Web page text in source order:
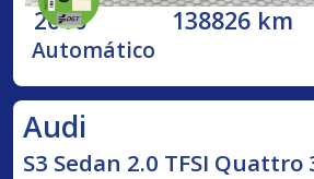
2016 138826 km
Automático
Audi
S3 Sedan 2.0 TFSI Quattro